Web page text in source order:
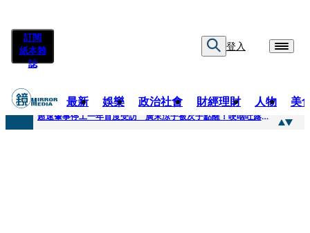
訂閱
紙本雜
誌
登入
最新 娛樂 政治社會 財經理財 人物 美
快訊
超速肇事停工一年首度受訪 廣末涼子被次子點醒！哽咽吐露：不再偽裝完美